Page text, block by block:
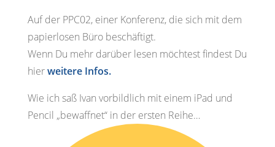
Auf der PPC02, einer Konferenz, die sich mit dem
papierlosen Büro beschäftigt.
Wenn Du mehr darüber lesen möchtest findest Du
hierweitere Infos.
Wie ich saß Ivan vorbildlich mit einem iPad und
Pencil „bewaffnet“ in der ersten Reihe…